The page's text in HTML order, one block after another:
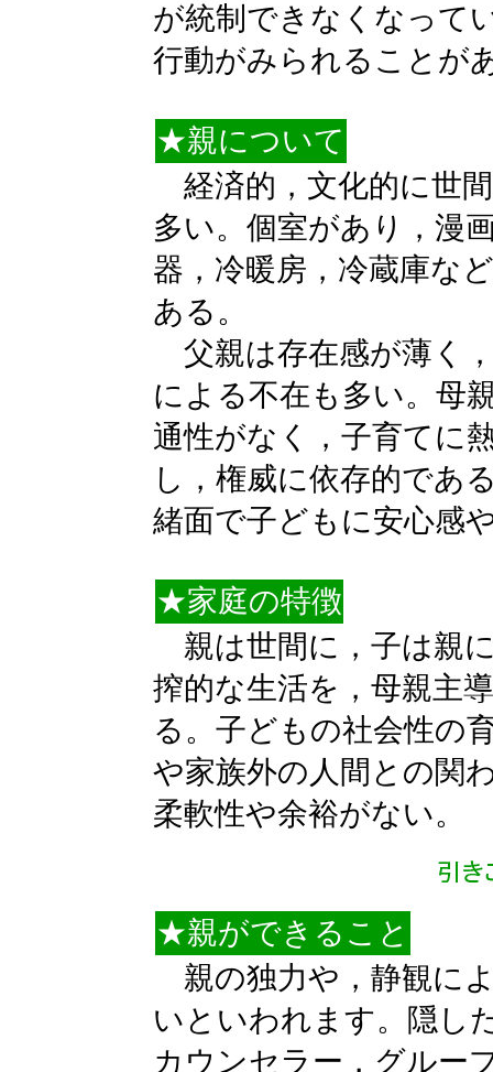
が統制できなくなって
行動がみられることが
★親について
経済的，文化的に世
多い。個室があり，漫
器，冷暖房，冷蔵庫な
ある。
父親は存在感が薄く
による不在も多い。母
通性がなく，子育てに
し，権威に依存的であ
緒面で子どもに安心感
★家庭の特徴
親は世間に，子は親
搾的な生活を，母親主
る。子どもの社会性の
や家族外の人間との関
柔軟性や余裕がない。
★親ができること
親の独力や，静観に
いといわれます。隠し
カウンセラー，グルー